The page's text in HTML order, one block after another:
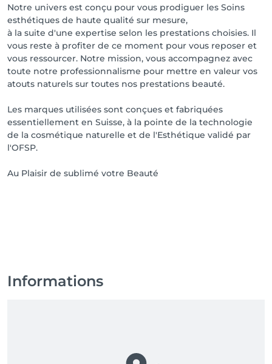
Notre univers est conçu pour vous prodiguer les Soins
esthétiques de haute qualité sur mesure,
à la suite d'une expertise selon les prestations choisies. Il
vous reste à profiter de ce moment pour vous reposer et
vous ressourcer. Notre mission, vous accompagnez avec
toute notre professionnalisme pour mettre en valeur vos
atouts naturels sur toutes nos prestations beauté.
Les marques utilisées sont conçues et fabriquées
essentiellement en Suisse, à la pointe de la technologie
de la cosmétique naturelle et de l'Esthétique validé par
l'OFSP.
Au Plaisir de sublimé votre Beauté
Informations